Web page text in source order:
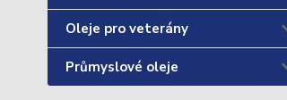
Oleje pro veterány
Průmyslové oleje